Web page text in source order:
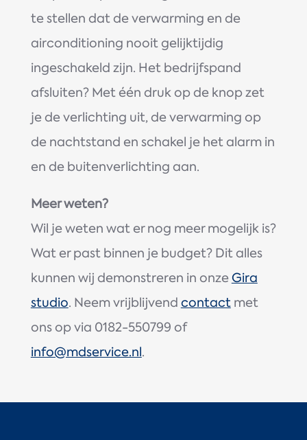
te stellen dat de verwarming en de
airconditioning nooit gelijktijdig
ingeschakeld zijn. Het bedrijfspand
afsluiten? Met één druk op de knop zet
je de verlichting uit, de verwarming op
de nachtstand en schakel je het alarm in
en de buitenverlichting aan.
Meer weten?
Wil je weten wat er nog meer mogelijk is?
Wat er past binnen je budget? Dit alles
kunnen wij demonstreren in onzeGira
studio. Neem vrijblijvend contactmet
ons op via 0182-550799 of
info@mdservice.nl.